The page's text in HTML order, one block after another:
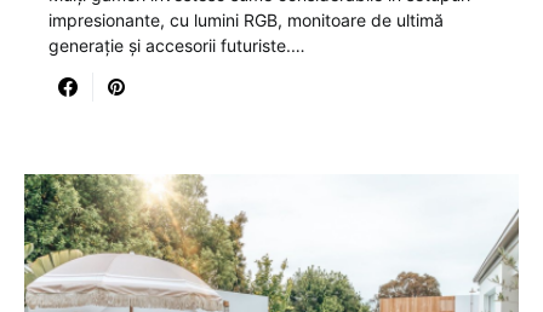
impresionante, cu lumini RGB, monitoare de ultimă
generație și accesorii futuriste.…